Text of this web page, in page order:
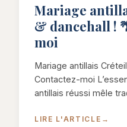
Mariage
& dancehall !
moi
Mariage antillais
Contactez-moi
antillais réussi mêle
LIRE L'ARTICLE →